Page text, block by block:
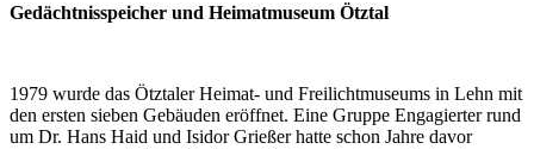
Gedächtnisspeicher und Heimatmuseum Ötztal
1979 wurde das Ötztaler Heimat- und Freilichtmuseums in Lehn mit
den ersten sieben Gebäuden eröffnet. Eine Gruppe Engagierter rund
um Dr. Hans Haid und Isidor Grießer hatte schon Jahre davor